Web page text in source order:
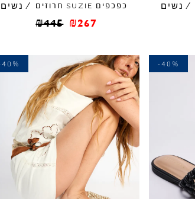
/ נשים
כפכפים SUZIE חרוזים / נשים
₪445 ₪267
-40%